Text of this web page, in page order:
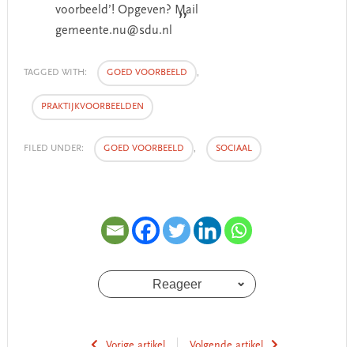
voorbeeld’! Opgeven? Mail
gemeente.nu@sdu.nl
TAGGED WITH: GOED VOORBEELD ,
PRAKTIJKVOORBEELDEN
FILED UNDER: GOED VOORBEELD , SOCIAAL
Reageer